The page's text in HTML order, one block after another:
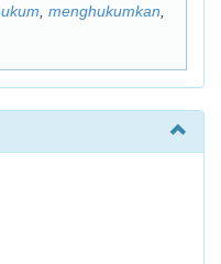
menghukumkan